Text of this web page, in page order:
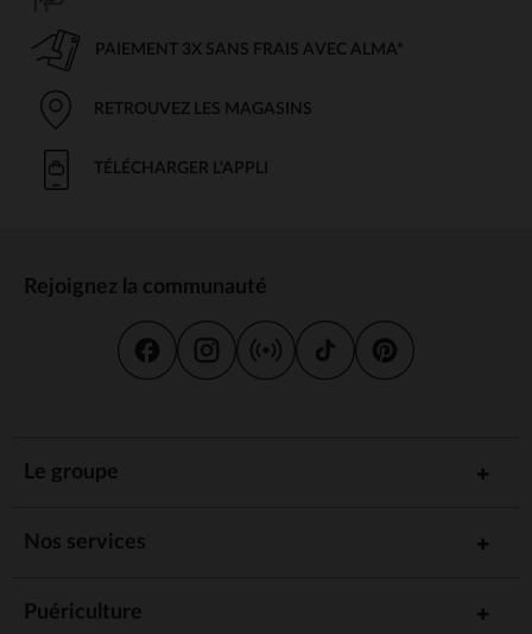
PAIEMENT 3X SANS FRAIS AVEC ALMA*
RETROUVEZ LES MAGASINS
TÉLÉCHARGER L'APPLI
Rejoignez la communauté
Le groupe
Nos services
Puériculture